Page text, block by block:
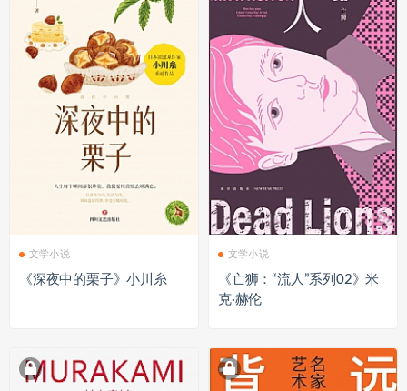
文学小说
《深夜中的栗子》小川糸
文学小说
《亡狮：“流人”系列02》米
克·赫伦